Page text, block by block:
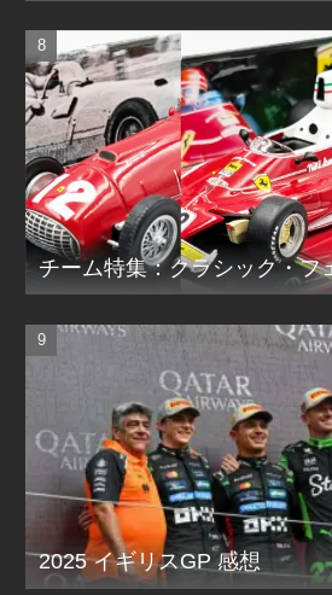
チーム特集：クラシック・フ
2025 イギリスGP 感想